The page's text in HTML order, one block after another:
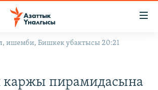
ишемби, Бишкек убактысы 20:21
пирамидасына